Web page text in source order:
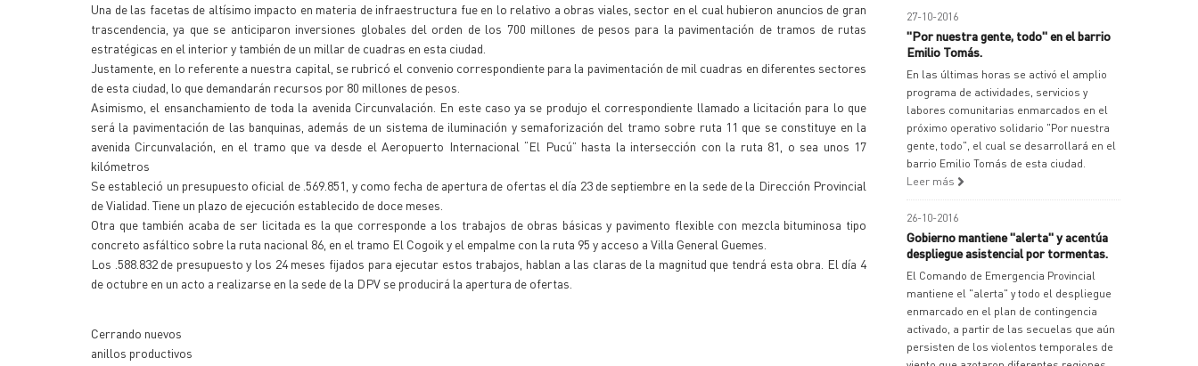
Una de las facetas de altísimo impacto en materia de infraestructura fue en lo relativo a obras viales, sector en el cual hubieron anuncios de gran
trascendencia, ya que se anticiparon inversiones globales del orden de los 700 millones de pesos para la pavimentación de tramos de rutas
estratégicas en el interior y también de un millar de cuadras en esta ciudad.
Justamente, en lo referente a nuestra capital, se rubricó el convenio correspondiente para la pavimentación de mil cuadras en diferentes sectores
de esta ciudad, lo que demandarán recursos por 80 millones de pesos.
Asimismo, el ensanchamiento de toda la avenida Circunvalación. En este caso ya se produjo el correspondiente llamado a licitación para lo que
será la pavimentación de las banquinas, además de un sistema de iluminación y semaforización del tramo sobre ruta 11 que se constituye en la
avenida Circunvalación, en el tramo que va desde el Aeropuerto Internacional “El Pucú” hasta la intersección con la ruta 81, o sea unos 17
kilómetros
Se estableció un presupuesto oficial de .569.851, y como fecha de apertura de ofertas el día 23 de septiembre en la sede de la Dirección Provincial
de Vialidad. Tiene un plazo de ejecución establecido de doce meses.
Otra que también acaba de ser licitada es la que corresponde a los trabajos de obras básicas y pavimento flexible con mezcla bituminosa tipo
concreto asfáltico sobre la ruta nacional 86, en el tramo El Cogoik y el empalme con la ruta 95 y acceso a Villa General Guemes.
Los .588.832 de presupuesto y los 24 meses fijados para ejecutar estos trabajos, hablan a las claras de la magnitud que tendrá esta obra. El día 4
de octubre en un acto a realizarse en la sede de la DPV se producirá la apertura de ofertas.
Cerrando nuevos
anillos productivos
27-10-2016
"Por nuestra gente, todo" en el barrio
Emilio Tomás.
En las últimas horas se activó el amplio
programa de actividades, servicios y
labores comunitarias enmarcados en el
próximo operativo solidario "Por nuestra
gente, todo", el cual se desarrollará en el
barrio Emilio Tomás de esta ciudad.
Leer más
26-10-2016
Gobierno mantiene "alerta" y acentúa
despliegue asistencial por tormentas.
El Comando de Emergencia Provincial
mantiene el "alerta" y todo el despliegue
enmarcado en el plan de contingencia
activado, a partir de las secuelas que aún
persisten de los violentos temporales de